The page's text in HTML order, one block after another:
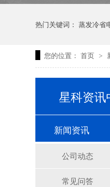
热门关键词： 蒸发冷省
您的位置： 首页 >
星科资讯
新闻资讯
公司动态
常见问答